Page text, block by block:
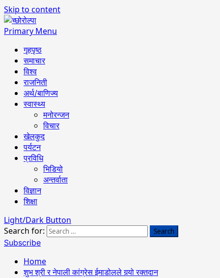
Skip to content
Primary Menu
गृहपृष्ठ
समाचार
विश्व
राजनिती
अर्थ/बाणिज्य
स्वास्थ्य
मनोरन्जन
विचार
खेलकुद
पर्यटन
प्रविधि
भिडियो
अन्तर्वाता
विज्ञान
शिक्षा
Light/Dark Button
Search for:
Subscribe
Home
शुभ श्री र नेपाली कांग्रेस ईमाडोलले गर्‍यो रक्तदान